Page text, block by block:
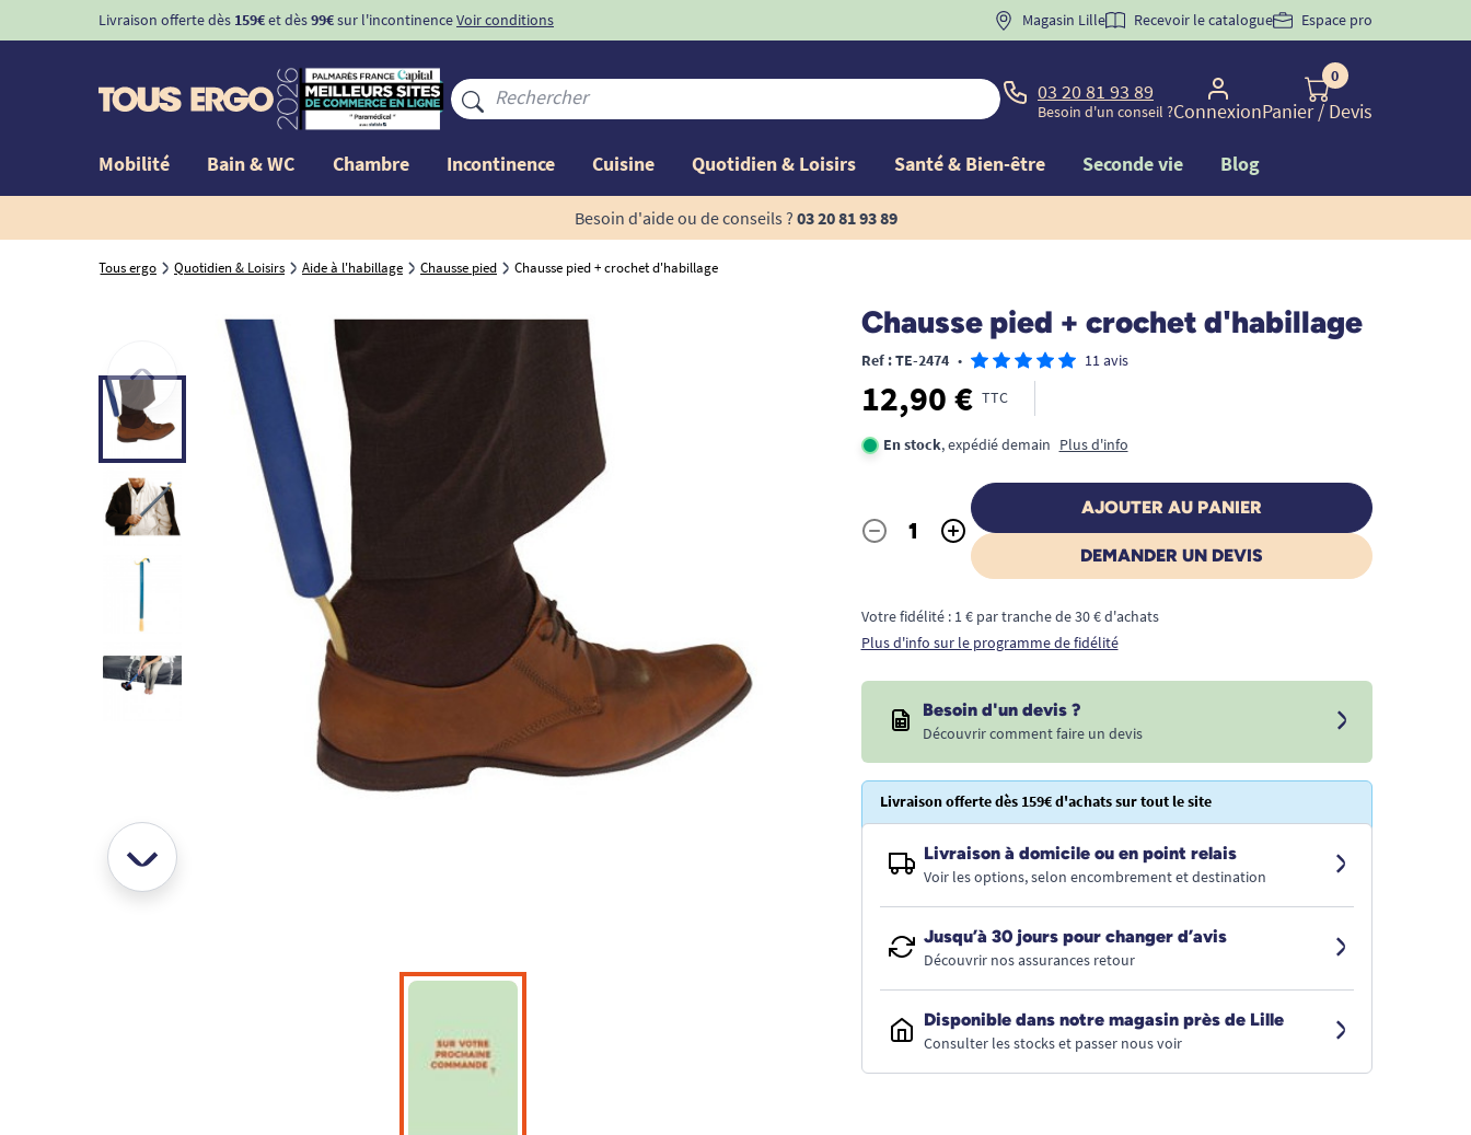
Livraison offerte dès 159€et dès99€sur l'incontinenceVoir conditions BIENVENUE" pourla 1ère commande d'incontinence
Magasin Lille Recevoir le catalogue Espace pro
03 20 81 93 89
Besoin d'un conseil ?Connexion
0
Panier/ Devis
Mobilité Bain & WC Chambre Incontinence Cuisine Quotidien & Loisirs Santé & Bien-être Seconde vie Blog
Besoin d'aide ou de conseils ? 03 20 81 93 89
Tous ergo Quotidien & Loisirs Aide à l'habillage Chausse pied Chausse pied + crochet d'habillage
Chausse pied + crochet d'habillage
Ref : TE-2474 • 11 avis
12,90 € TTC
En stock, expédié demain Plus d'info
Quantité
- +
AJOUTER AU PANIER
DEMANDER UN DEVIS
Votre fidélité : 1 € par tranche de 30 € d'achats
Plus d'info sur le programme de fidélité
Besoin d'un devis ?
Découvrir comment faire un devis
Livraison offerte dès 159€ d'achats sur tout le site
Livraison à domicile ou en point relais
Voir les options, selon encombrement et destination
Jusqu’à 30 jours pour changer d’avis
Découvrir nos assurances retour
Disponible dans notre magasin près de Lille
Consulter les stocks et passer nous voir